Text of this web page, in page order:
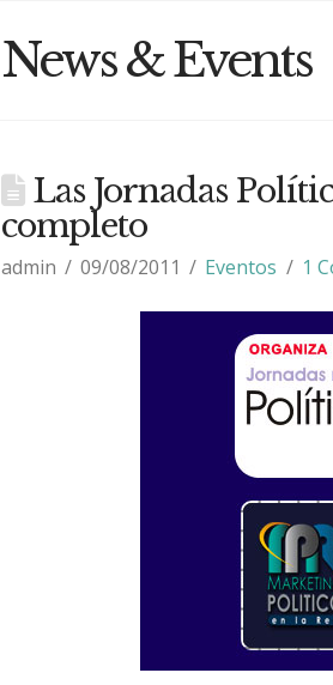
News & Events
Las Jornadas
completo
admin 09/08/2011 Eventos 1